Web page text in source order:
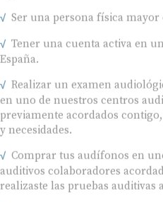
Ser una persona física mayor
Tener una cuenta activa en
España.
Realizar un examen
en uno de nuestros centros
previamente acordados
y necesidades.
Comprar tus audífonos en
auditivos colaboradores
realizaste las pruebas auditivas